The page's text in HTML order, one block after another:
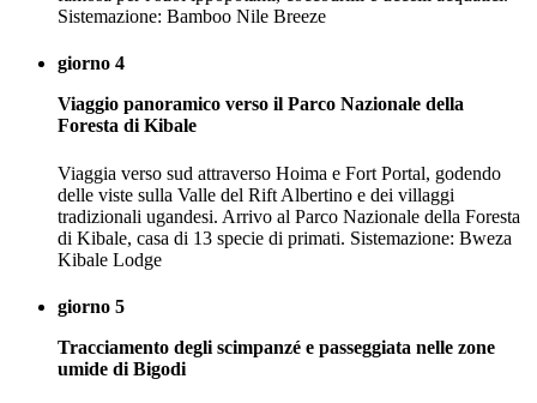
Sistemazione: Bamboo Nile Breeze
giorno 4
Viaggio panoramico verso il Parco Nazionale della
Foresta di Kibale
Viaggia verso sud attraverso Hoima e Fort Portal, godendo
delle viste sulla Valle del Rift Albertino e dei villaggi
tradizionali ugandesi. Arrivo al Parco Nazionale della Foresta
di Kibale, casa di 13 specie di primati. Sistemazione: Bweza
Kibale Lodge
giorno 5
Tracciamento degli scimpanzé e passeggiata nelle zone
umide di Bigodi